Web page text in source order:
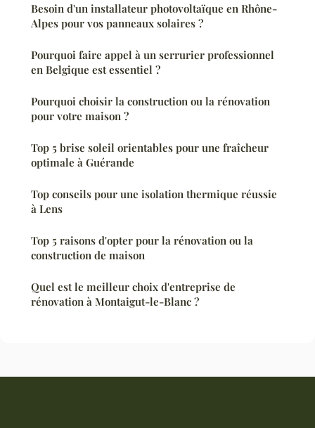
Besoin d'un installateur photovoltaïque en Rhône-
Alpes pour vos panneaux solaires ?
Pourquoi faire appel à un serrurier professionnel
en Belgique est essentiel ?
Pourquoi choisir la construction ou la rénovation
pour votre maison ?
Top 5 brise soleil orientables pour une fraîcheur
optimale à Guérande
Top conseils pour une isolation thermique réussie
à Lens
Top 5 raisons d'opter pour la rénovation ou la
construction de maison
Quel est le meilleur choix d'entreprise de
rénovation à Montaigut-le-Blanc ?